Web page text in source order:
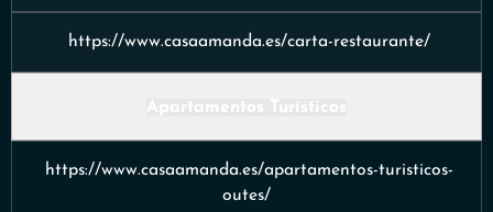
https://www.casaamanda.es/carta-restaurante/
https://www.casaamanda.es/apartamentos-turisticos-
outes/